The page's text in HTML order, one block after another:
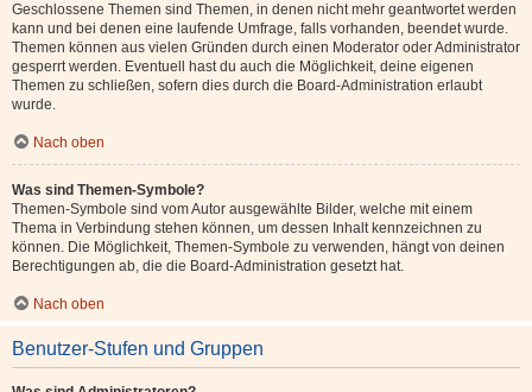
Geschlossene Themen sind Themen, in denen nicht mehr geantwortet werden
kann und bei denen eine laufende Umfrage, falls vorhanden, beendet wurde.
Themen können aus vielen Gründen durch einen Moderator oder Administrator
gesperrt werden. Eventuell hast du auch die Möglichkeit, deine eigenen
Themen zu schließen, sofern dies durch die Board-Administration erlaubt
wurde.
Nach oben
Was sind Themen-Symbole?
Themen-Symbole sind vom Autor ausgewählte Bilder, welche mit einem
Thema in Verbindung stehen können, um dessen Inhalt kennzeichnen zu
können. Die Möglichkeit, Themen-Symbole zu verwenden, hängt von deinen
Berechtigungen ab, die die Board-Administration gesetzt hat.
Nach oben
Benutzer-Stufen und Gruppen